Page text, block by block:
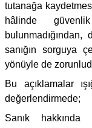
tutanağa
hâlinde
sanığın sorguya
yönüyle de
Bu açıklamalar
değerlendirmede;
Sanık hakkında